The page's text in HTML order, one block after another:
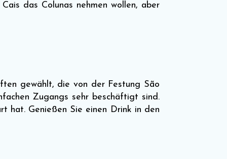
das Colunas nehmen wollen, aber
gewählt, die von der Festung São
Zugangs sehr beschäftigt sind.
hat. Genießen Sie einen Drink in den